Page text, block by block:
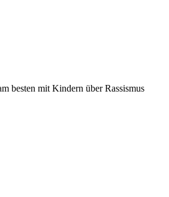
besten mit Kindern über Rassismus